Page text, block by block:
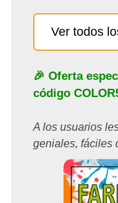
Ver todos
🎉 Oferta
código
A los usuarios
geniales, fáciles